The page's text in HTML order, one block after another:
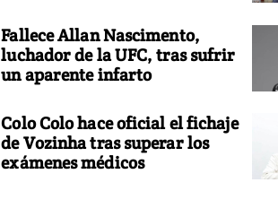
Fallece Allan Nascimento,
luchador de la UFC, tras sufrir
un aparente infarto
Colo Colo hace oficial el fichaje
de Vozinha tras superar los
exámenes médicos